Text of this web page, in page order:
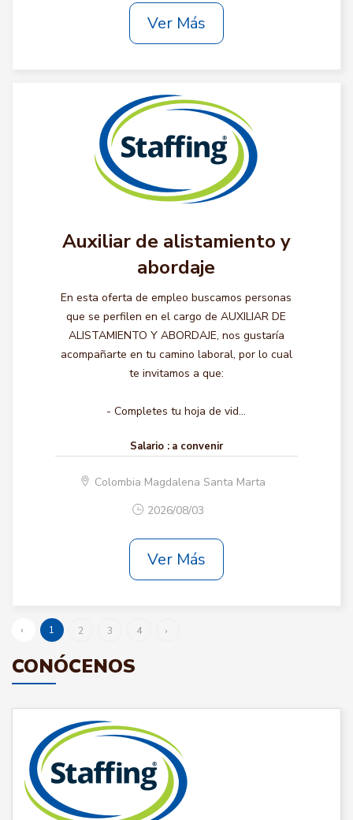
Ver Más
Auxiliar de alistamiento y
abordaje
En esta oferta de empleo buscamos personas
que se perfilen en el cargo de AUXILIAR DE
ALISTAMIENTO Y ABORDAJE, nos gustaría
acompañarte en tu camino laboral, por lo cual
te invitamos a que:
- Completes tu hoja de vid...
Salario : a convenir
Colombia Magdalena Santa Marta
2026/08/03
Ver Más
‹ 1 2 3 4 ›
CONÓCENOS